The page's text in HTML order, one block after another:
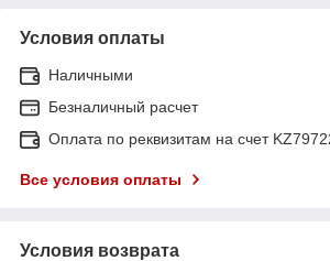
Условия оплаты
Наличными
Безналичный расчет
Оплата по реквизитам на счет
Все условия оплаты
Условия возврата